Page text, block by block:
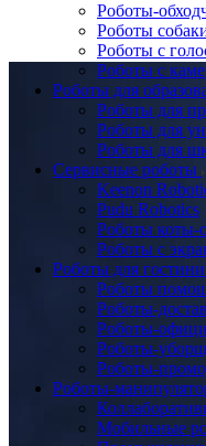
Роботы-
Роботы
Роботы с
Роботы с
Роботы для
Роботы для
Роботы для
Роботы для
Сервисные роботы
Keenon
Pudu Robotics
Роботы
Роботы с
Роботы для
Роботы
Роботы-
Роботы-
Роботы-
Роботы-
Роботы-
Мобильные